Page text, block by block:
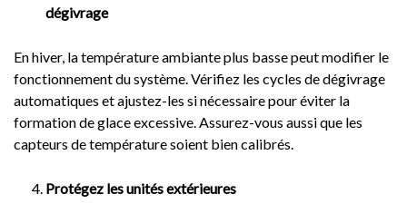
dégivrage
En hiver, la température ambiante plus basse peut modifier le
fonctionnement du système. Vérifiez les cycles de dégivrage
automatiques et ajustez-les si nécessaire pour éviter la
formation de glace excessive. Assurez-vous aussi que les
capteurs de température soient bien calibrés.
Protégez les unités extérieures